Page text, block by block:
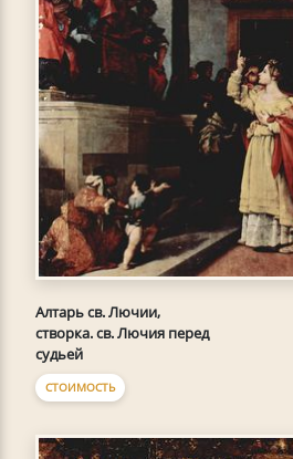
Алтарь св. Лючии,
створка. св. Лючия перед
судьей
СТОИМОСТЬ